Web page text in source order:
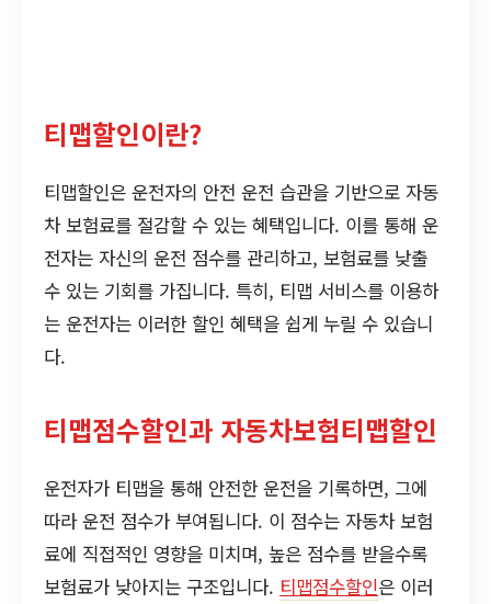
티맵할인이란?
티맵할인은 운전자의 안전 운전 습관을 기반으로 자동
차 보험료를 절감할 수 있는 혜택입니다. 이를 통해 운
전자는 자신의 운전 점수를 관리하고, 보험료를 낮출
수 있는 기회를 가집니다. 특히, 티맵 서비스를 이용하
는 운전자는 이러한 할인 혜택을 쉽게 누릴 수 있습니
다.
티맵점수할인과 자동차보험티맵할인
운전자가 티맵을 통해 안전한 운전을 기록하면, 그에
따라 운전 점수가 부여됩니다. 이 점수는 자동차 보험
료에 직접적인 영향을 미치며, 높은 점수를 받을수록
보험료가 낮아지는 구조입니다. 티맵점수할인은 이러